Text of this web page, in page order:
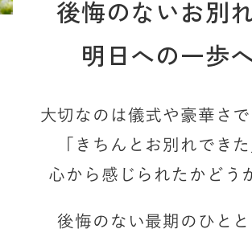
後悔のないお別れ
明日への一歩へ
大切なのは儀式や豪華さで
「きちんとお別れできた
心から感じられたかどう
後悔のない最期のひとと